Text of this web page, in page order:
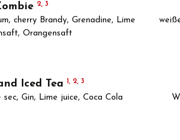
2, 3
cherry Brandy, Grenadine, Lime
Orangensaft
Iced Tea 1, 2, 3
Gin, Lime juice, Coca Cola